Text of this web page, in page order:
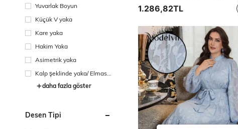
Yuvarlak Boyun
Küçük V yaka
Kare yaka
Hakim Yaka
Asimetrik yaka
Kalp şeklinde yaka/ Elmas y
akadaha fazla göster
Desen Tipi
1.286,82TL